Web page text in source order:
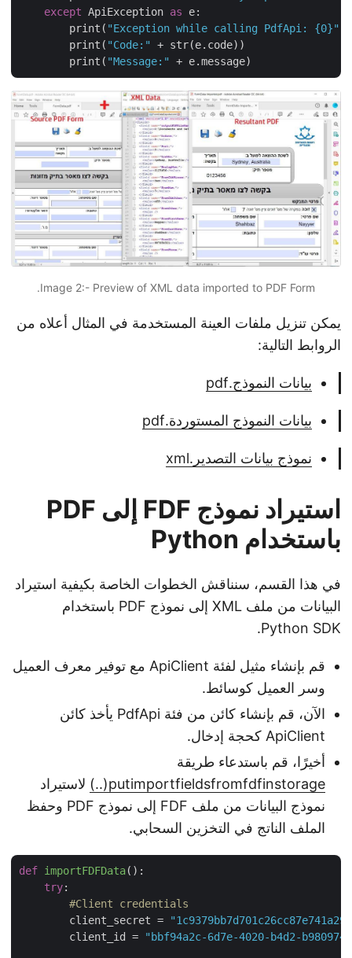
except ApiException as e:
        print(
"Exception while calling PdfApi: {0}"
        print(
"Code:" + str(e.code))
        print(
"Message:"
Image 2:- Preview of XML data imported to PDF Form.
يمكن تنزيل ملفات العينة المستخدمة في المثال أعلاه من
الروابط التالية:
بيانات النموذج.pdf
بيانات النموذج المستوردة.pdf
نموذج بيانات التصدير.xml
استيراد نموذج FDF إلى PDF
باستخدام Python
في هذا القسم، سنناقش الخطوات الخاصة بكيفية استيراد
البيانات من ملف XML إلى نموذج PDF باستخدام
Python SDK.
قم بإنشاء مثيل لفئة ApiClient مع توفير معرف العميل
وسر العميل كوسائط.
الآن، قم بإنشاء كائن من فئة PdfApi يأخذ كائن
ApiClient كحجة إدخال.
أخيرًا، قم باستدعاء طريقة
putimportfieldsfromfdfinstorage(..)
لاستيراد
نموذج البيانات من ملف FDF إلى نموذج PDF وحفظ
الملف الناتج في التخزين السحابي.
def importFDFData ():
try
#Client credentials
        client_secret =
        client_id =
"bbf94a2c-6d7e-4020-b4d2-